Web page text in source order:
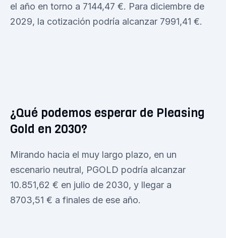
el año en torno a 7144,47 €. Para diciembre de
2029, la cotización podría alcanzar 7991,41 €.
¿Qué podemos esperar de Pleasing
Gold en 2030?
Mirando hacia el muy largo plazo, en un
escenario neutral, PGOLD podría alcanzar
10.851,62 € en julio de 2030, y llegar a
8703,51 € a finales de ese año.